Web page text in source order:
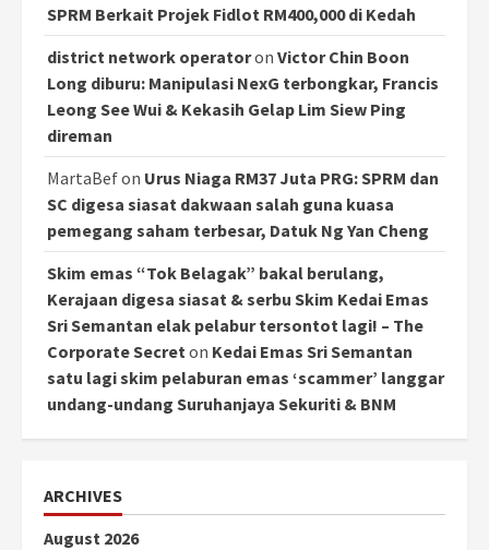
SPRM Berkait Projek Fidlot RM400,000 di Kedah
district network operatoron Victor Chin Boon
Long diburu: Manipulasi NexG terbongkar, Francis
Leong See Wui & Kekasih Gelap Lim Siew Ping
direman
MartaBefon Urus Niaga RM37 Juta PRG: SPRM dan
SC digesa siasat dakwaan salah guna kuasa
pemegang saham terbesar, Datuk Ng Yan Cheng
Skim emas “Tok Belagak” bakal berulang,
Kerajaan digesa siasat & serbu Skim Kedai Emas
Sri Semantan elak pelabur tersontot lagi! – The
Corporate Secret on Kedai Emas Sri Semantan
satu lagi skim pelaburan emas ‘scammer’ langgar
undang-undang Suruhanjaya Sekuriti & BNM
ARCHIVES
August 2026